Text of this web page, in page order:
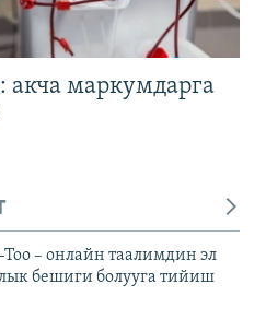
маркумдарга
Тоо – онлайн таалимдин эл
бешиги болууга тийиш